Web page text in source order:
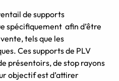
de supports
spécifiquement afin d’être
tels que les
Ces supports de PLV
présentoirs, de stop rayons
objectif est d’attirer